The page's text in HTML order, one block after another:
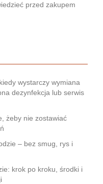
przed zakupem
wystarczy wymiana
dezynfekcja lub serwis
żeby nie zostawiać
– bez smug, rys i
krok po kroku, środki i